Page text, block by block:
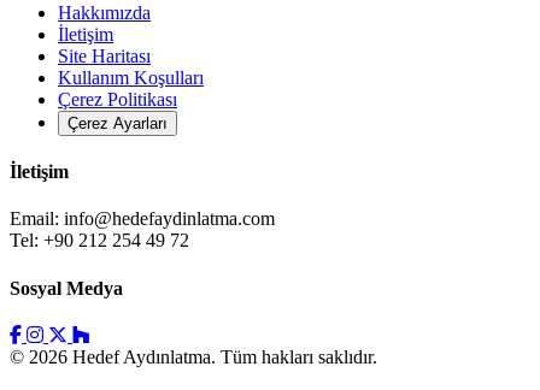
Hakkımızda
İletişim
Site Haritası
Kullanım Koşulları
Çerez Politikası
Çerez Ayarları
İletişim
Email: info@hedefaydinlatma.com
Tel: +90 212 254 49 72
Sosyal Medya
© 2026 Hedef Aydınlatma. Tüm hakları saklıdır.